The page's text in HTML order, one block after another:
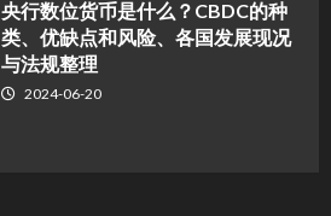
央行数位货币是什么？CBDC的种
类、优缺点和风险、各国发展现况
与法规整理
2024-06-20